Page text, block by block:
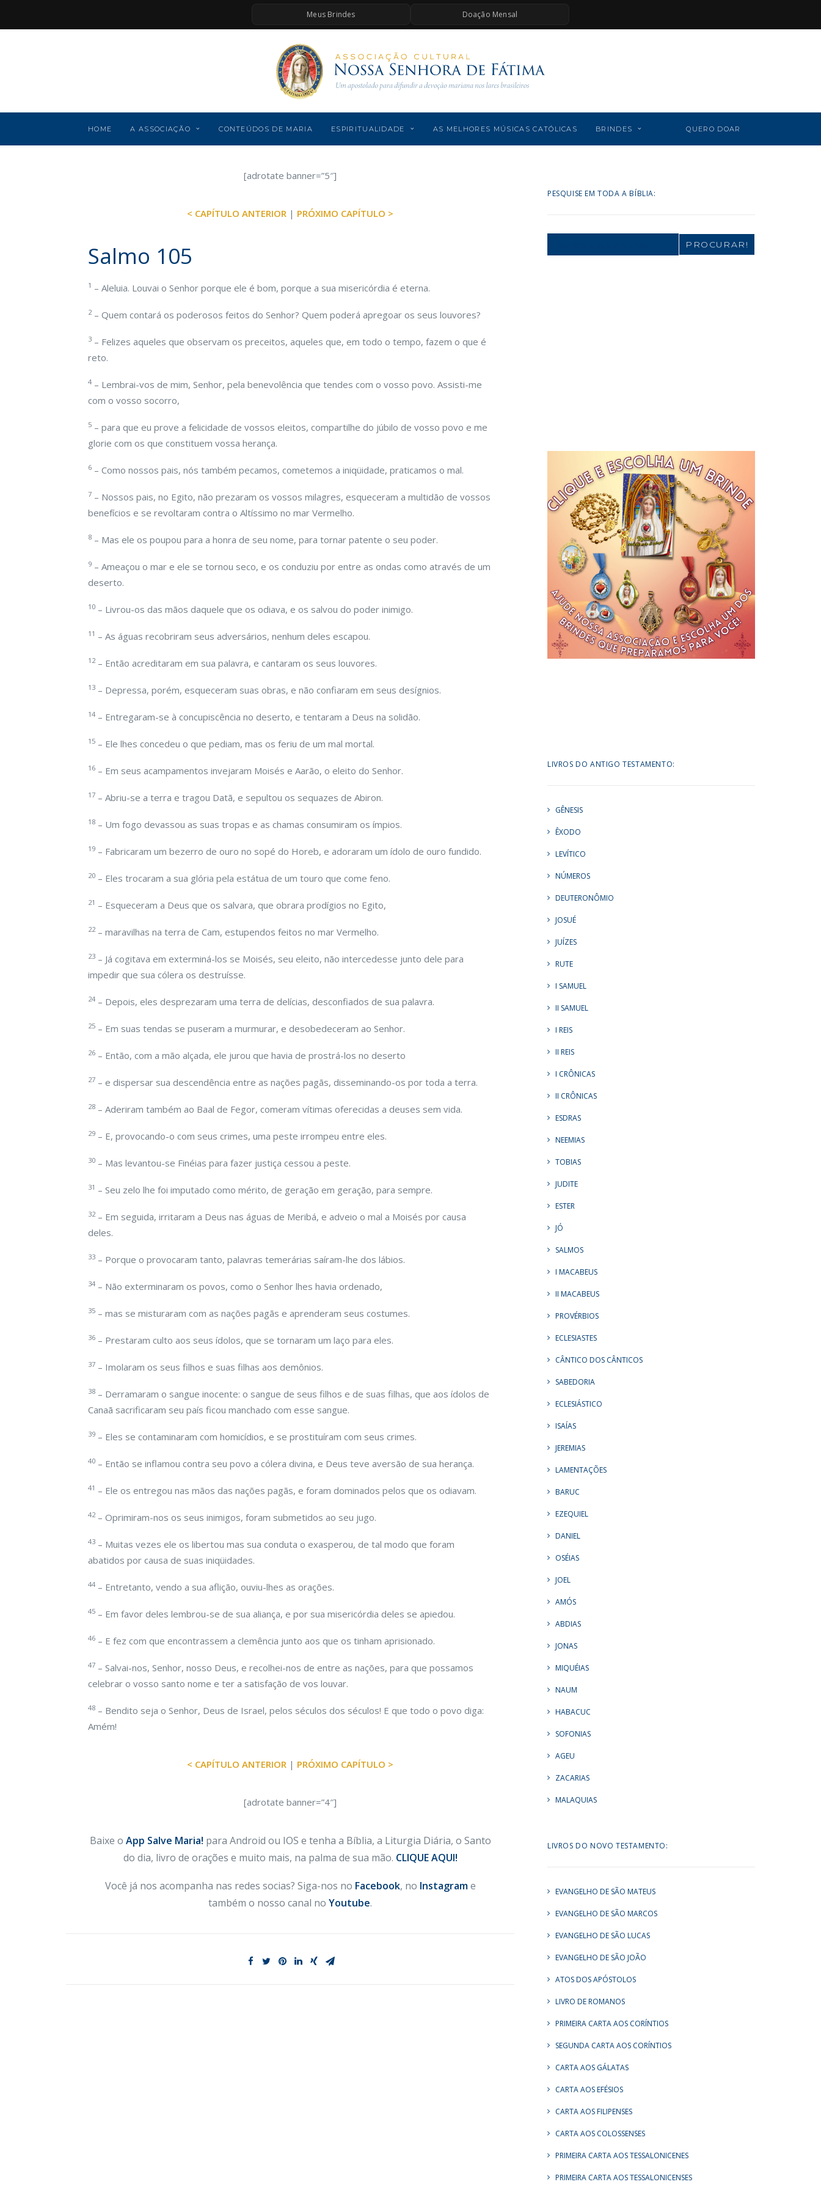
Meus Brindes Doação Mensal
HOME A ASSOCIAÇÃO CONTEÚDOS DE MARIA ESPIRITUALIDADE AS MELHORES MÚSICAS CATÓLICAS BRINDES QUERO DOAR
[adrotate banner=”5″]
< CAPÍTULO ANTERIOR | PRÓXIMO CAPÍTULO >
Salmo 105
1 – Aleluia. Louvai o Senhor porque ele é bom, porque a sua misericórdia é eterna.
2– Quem contará os poderosos feitos do Senhor? Quem poderá apregoar os seus louvores?
3 – Felizes aqueles que observam os preceitos, aqueles que, em todo o tempo, fazem o que é
reto.
4 – Lembrai-vos de mim, Senhor, pela benevolência que tendes com o vosso povo. Assisti-me
com o vosso socorro,
5 – para que eu prove a felicidade de vossos eleitos, compartilhe do júbilo de vosso povo e me
glorie com os que constituem vossa herança.
6 – Como nossos pais, nós também pecamos, cometemos a iniqüidade, praticamos o mal.
7 – Nossos pais, no Egito, não prezaram os vossos milagres, esqueceram a multidão de vossos
benefícios e se revoltaram contra o Altíssimo no mar Vermelho.
8 – Mas ele os poupou para a honra de seu nome, para tornar patente o seu poder.
9 – Ameaçou o mar e ele se tornou seco, e os conduziu por entre as ondas como através de um
deserto.
10 – Livrou-os das mãos daquele que os odiava, e os salvou do poder inimigo.
11 – As águas recobriram seus adversários, nenhum deles escapou.
12– Então acreditaram em sua palavra, e cantaram os seus louvores.
13 – Depressa, porém, esqueceram suas obras, e não confiaram em seus desígnios.
14 – Entregaram-se à concupiscência no deserto, e tentaram a Deus na solidão.
15 – Ele lhes concedeu o que pediam, mas os feriu de um mal mortal.
16 – Em seus acampamentos invejaram Moisés e Aarão, o eleito do Senhor.
17 – Abriu-se a terra e tragou Datã, e sepultou os sequazes de Abiron.
18 – Um fogo devassou as suas tropas e as chamas consumiram os ímpios.
19 – Fabricaram um bezerro de ouro no sopé do Horeb, e adoraram um ídolo de ouro fundido.
20 – Eles trocaram a sua glória pela estátua de um touro que come feno.
21 – Esqueceram a Deus que os salvara, que obrara prodígios no Egito,
22– maravilhas na terra de Cam, estupendos feitos no mar Vermelho.
23 – Já cogitava em exterminá-los se Moisés, seu eleito, não intercedesse junto dele para
impedir que sua cólera os destruísse.
24 – Depois, eles desprezaram uma terra de delícias, desconfiados de sua palavra.
25 – Em suas tendas se puseram a murmurar, e desobedeceram ao Senhor.
26 – Então, com a mão alçada, ele jurou que havia de prostrá-los no deserto
27 – e dispersar sua descendência entre as nações pagãs, disseminando-os por toda a terra.
28 – Aderiram também ao Baal de Fegor, comeram vítimas oferecidas a deuses sem vida.
29 – E, provocando-o com seus crimes, uma peste irrompeu entre eles.
30 – Mas levantou-se Finéias para fazer justiça cessou a peste.
31 – Seu zelo lhe foi imputado como mérito, de geração em geração, para sempre.
32– Em seguida, irritaram a Deus nas águas de Meribá, e adveio o mal a Moisés por causa
deles.
33 – Porque o provocaram tanto, palavras temerárias saíram-lhe dos lábios.
34 – Não exterminaram os povos, como o Senhor lhes havia ordenado,
35 – mas se misturaram com as nações pagãs e aprenderam seus costumes.
36 – Prestaram culto aos seus ídolos, que se tornaram um laço para eles.
37 – Imolaram os seus filhos e suas filhas aos demônios.
38 – Derramaram o sangue inocente: o sangue de seus filhos e de suas filhas, que aos ídolos de
Canaã sacrificaram seu país ficou manchado com esse sangue.
39 – Eles se contaminaram com homicídios, e se prostituíram com seus crimes.
40 – Então se inflamou contra seu povo a cólera divina, e Deus teve aversão de sua herança.
41 – Ele os entregou nas mãos das nações pagãs, e foram dominados pelos que os odiavam.
42– Oprimiram-nos os seus inimigos, foram submetidos ao seu jugo.
43 – Muitas vezes ele os libertou mas sua conduta o exasperou, de tal modo que foram
abatidos por causa de suas iniqüidades.
44 – Entretanto, vendo a sua aflição, ouviu-lhes as orações.
45 – Em favor deles lembrou-se de sua aliança, e por sua misericórdia deles se apiedou.
46 – E fez com que encontrassem a clemência junto aos que os tinham aprisionado.
47 – Salvai-nos, Senhor, nosso Deus, e recolhei-nos de entre as nações, para que possamos
celebrar o vosso santo nome e ter a satisfação de vos louvar.
48 – Bendito seja o Senhor, Deus de Israel, pelos séculos dos séculos! E que todo o povo diga:
Amém!
< CAPÍTULO ANTERIOR | PRÓXIMO CAPÍTULO >
[adrotate banner=”4″]
Baixe o App Salve Maria! para Android ou IOS e tenha a Bíblia, a Liturgia Diária, o Santo
do dia, livro de orações e muito mais, na palma de sua mão. CLIQUE AQUI!
Você já nos acompanha nas redes socias? Siga-nos no Facebook, no Instagrame
também o nosso canal no Youtube.
PESQUISE EM TODA A BÍBLIA:
Search
LIVROS DO ANTIGO TESTAMENTO:
GÊNESIS
ÊXODO
LEVÍTICO
NÚMEROS
DEUTERONÔMIO
JOSUÉ
JUÍZES
RUTE
I SAMUEL
II SAMUEL
I REIS
II REIS
I CRÔNICAS
II CRÔNICAS
ESDRAS
NEEMIAS
TOBIAS
JUDITE
ESTER
JÓ
SALMOS
I MACABEUS
II MACABEUS
PROVÉRBIOS
ECLESIASTES
CÂNTICO DOS CÂNTICOS
SABEDORIA
ECLESIÁSTICO
ISAÍAS
JEREMIAS
LAMENTAÇÕES
BARUC
EZEQUIEL
DANIEL
OSÉIAS
JOEL
AMÓS
ABDIAS
JONAS
MIQUÉIAS
NAUM
HABACUC
SOFONIAS
AGEU
ZACARIAS
MALAQUIAS
LIVROS DO NOVO TESTAMENTO:
EVANGELHO DE SÃO MATEUS
EVANGELHO DE SÃO MARCOS
EVANGELHO DE SÃO LUCAS
EVANGELHO DE SÃO JOÃO
ATOS DOS APÓSTOLOS
LIVRO DE ROMANOS
PRIMEIRA CARTA AOS CORÍNTIOS
SEGUNDA CARTA AOS CORÍNTIOS
CARTA AOS GÁLATAS
CARTA AOS EFÉSIOS
CARTA AOS FILIPENSES
CARTA AOS COLOSSENSES
PRIMEIRA CARTA AOS TESSALONICENES
PRIMEIRA CARTA AOS TESSALONICENSES